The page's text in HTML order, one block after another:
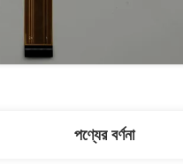
পণ্যের বর্ণনা